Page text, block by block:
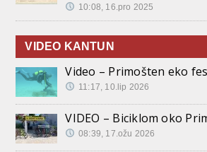
10:08, 16.pro 2025
VIDEO KANTUN
Video – Primošten eko
11:17, 10.lip 2026
VIDEO – Biciklom oko
08:39, 17.ožu 2026